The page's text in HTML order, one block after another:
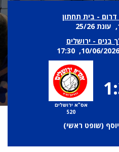
דרום - בית תחתון
בנים - ירושלים
אס"א ירושלים
520
(שופט ראשי)